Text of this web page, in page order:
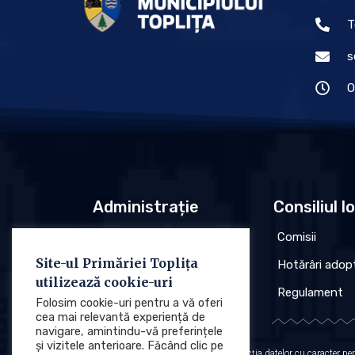
Administrație
Organigrama
Consiliul
Comisii
Hotărâri
Regulament
Site-ul Primăriei Toplița
utilizează cookie-uri
Folosim cookie-uri pentru a vă oferi
cea mai relevantă experiență de
navigare, amintindu-vă preferințele
și vizitele anterioare. Făcând clic pe